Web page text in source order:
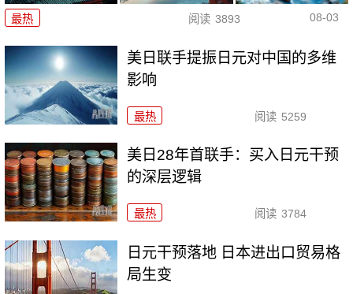
最热 阅读 3893 08-03
美日联手提振日元对中国的多维
影响
最热 阅读 5259
美日28年首联手：买入日元干预
的深层逻辑
最热 阅读 3784
日元干预落地 日本进出口贸易格
局生变